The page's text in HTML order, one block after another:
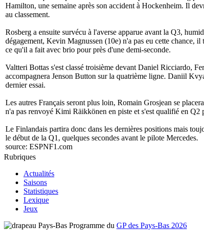
Hamilton, une semaine après son accident à Hockenheim. Il
au classement.
Rosberg a ensuite survécu à l'averse apparue avant la Q3,
dégagement, Kevin Magnussen (10e) n'a pas eu cette chance,
ce qu'il a fait avec brio pour près d'une demi-seconde.
Valtteri Bottas s'est classé troisième devant Daniel Ricciardo,
accompagnera Jenson Button sur la quatrième ligne. Daniil
dernier essai.
Les autres Français seront plus loin, Romain Grosjean se
n'a pas renvoyé Kimi Räikkönen en piste et s'est qualifié en Q2
Le Finlandais partira donc dans les dernières positions mais
le début de la Q1, quelques secondes avant le pilote Mercedes.
source: ESPNF1.com
Rubriques
Actualités
Saisons
Statistiques
Lexique
Jeux
Programme du GP des Pays-Bas 2026